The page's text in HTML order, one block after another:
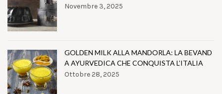
Novembre 3, 2025
GOLDEN MILK ALLA MANDORLA: LA BEVAND
A AYURVEDICA CHE CONQUISTA L’ITALIA
Ottobre 28, 2025